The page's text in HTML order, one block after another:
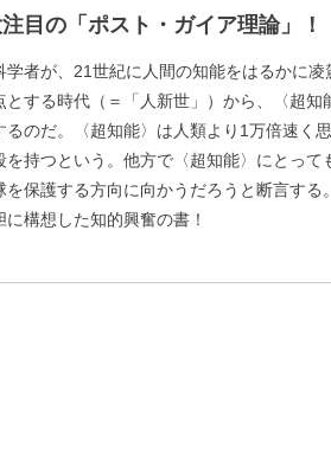
目の「ポスト・ガイア理論」！
者が、21世紀に人間の知能をはるかに凌
する時代（＝「人新世」）から、〈超知
のだ。〈超知能〉は人類より1万倍速く
持つという。他方で〈超知能〉にとって
保護する方向に向かうだろうと断言する
構想した知的興奮の書！